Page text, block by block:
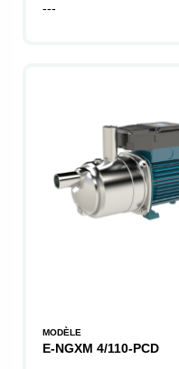
---
MODÈLE
E-NGXM 4/110-PCD